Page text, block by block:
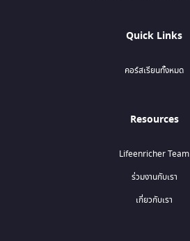
Quick Links
คอร์สเรียนทั้งหมด
Resources
Lifeenricher Team
ร่วมงานกับเรา
เกี่ยวกับเรา